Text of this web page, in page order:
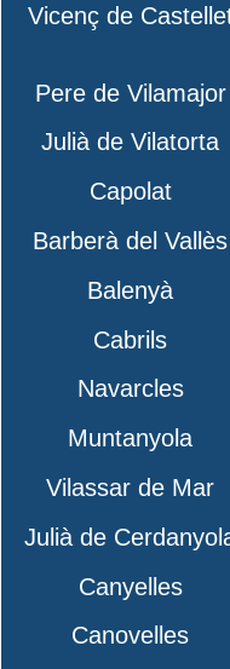
Vicenç de
Pere de Vilamajor
Julià de Vilatorta
Capolat
Barberà del Vallès
Balenyà
Cabrils
Navarcles
Muntanyola
Vilassar de Mar
Julià de
Canyelles
Canovelles